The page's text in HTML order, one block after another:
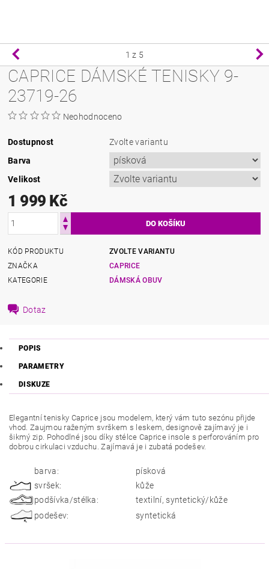
1 z 5
CAPRICE DÁMSKÉ TENISKY 9-
23719-26
Neohodnoceno
Dostupnost
Zvolte variantu
Barva
Velikost
1 999 Kč
KÓD PRODUKTU
ZVOLTE VARIANTU
ZNAČKA
CAPRICE
KATEGORIE
DÁMSKÁ OBUV
Dotaz
POPIS
PARAMETRY
DISKUZE
Elegantní tenisky Caprice jsou modelem, který vám tuto sezónu přijde
vhod. Zaujmou raženým svrškem s leskem, designově zajímavý je i
šikmý zip. Pohodlné jsou díky stélce Caprice insole s perforováním pro
dobrou cirkulaci vzduchu. Zajímavá je i zubatá podešev.
barva:
písková
svršek:
kůže
podšívka/stélka:
textilní, syntetický/kůže
podešev:
syntetická